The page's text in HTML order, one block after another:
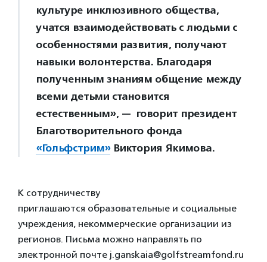
культуре инклюзивного общества,
учатся взаимодействовать с людьми с
особенностями развития, получают
навыки волонтерства. Благодаря
полученным знаниям общение между
всеми детьми становится
естественным», — говорит президент
Благотворительного фонда
«Гольфстрим»Виктория Якимова.
К сотрудничеству
приглашаются образовательные и социальные
учреждения, некоммерческие организации из
регионов. Письма можно направлять по
электронной почте j.ganskaia@golfstreamfond.ru